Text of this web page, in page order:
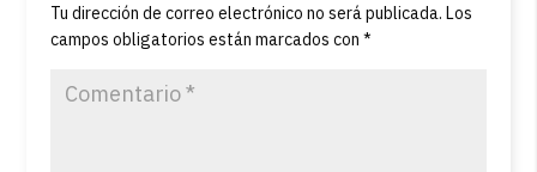
Tu dirección de correo electrónico no será publicada. Los
campos obligatorios están marcados con*